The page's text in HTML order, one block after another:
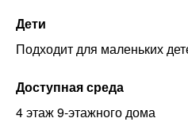
Дети
Подходит для маленьких
Доступная среда
4 этаж 9-этажного дома